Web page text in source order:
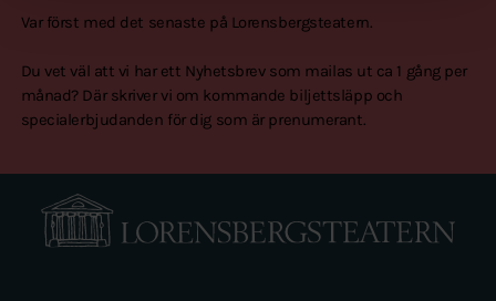
Var först med det senaste på Lorensbergsteatern.
Du vet väl att vi har ett Nyhetsbrev som mailas ut ca 1 gång per
månad? Där skriver vi om kommande biljettsläpp och
specialerbjudanden för dig som är prenumerant.